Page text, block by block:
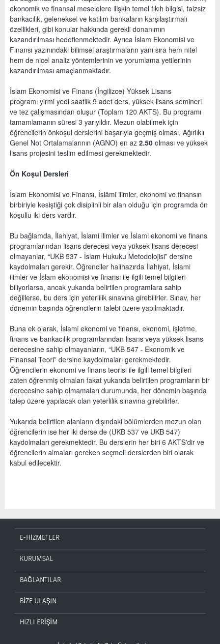
ekonomik ve finansal meselelere ilişkin temel fıkıh bilgisi, faizsiz
bankacılık, geleneksel ve katılım bankaların karşılaştırmalı
özellikleri, gibi konular hakkında gerekli donanımın
kazandırılması hedeflenmektedir. Ayrıca İslam Ekonomisi ve
Finansı yazınındaki bilimsel araştırmaların yanı sıra hem nitel
hem de nicel analiz yöntemlerinin ve yorumlama yetilerinin
kazandırılması amaçlanmaktadır.
İslam Ekonomisi ve Finans (İngilizce) Yüksek Lisans
programı yirmi yedi saatlik 9 adet ders, yüksek lisans semineri
ve tez çalışmasından oluşur (Toplam 120 AKTS). Bu programı
tamamlamanın süresi 3 yarıyıldır. Mezun olabilmek için
öğrencilerin önkoşul derslerini başarıyla geçmiş olması, Ağırlıklı
Genel Not Ortalamalarının (AGNO) en az 2.50 olması ve yüksek
lisans projesini teslim edilmesi gerekmektedir.
Ön Koşul Dersleri
İslam Ekonomisi ve Finansı, İslâmi ilimler, ekonomi ve finansın
birbiriyle kesiştiği çok disiplinli bir alan olduğu için programda ön
koşullu iki ders vardır.
Bu bağlamda, İlahiyat, İslami ilimler ve İslami ekonomi ve finans
programlarından lisans derecesi veya yüksek lisans derecesi
olmayanlar, “UKB 537 - İslam Hukuku Metodolojisi” dersine
kaydolmaları gerekir. Öğrenciler halihazırda İlahiyat, İslami
ilimler ve İslam ekonomisi ve finansı ile ilgili temel bilgileri
biliyorlarsa, ancak yukarıda belirtilen programlara sahip
değillerse, bu ders için yeterlilik sınavına girebilirler. Sınav, her
dönemin başında öğrencilerin talebi üzere yapılmaktadır.
Buna ek olarak, İslami ekonomi ve finansı, ekonomi, işletme,
finans ve bankacılık programlarından lisans veya yüksek lisans
derecesine sahip olmayanların, “UKB 547 - Ekonomik ve
Finansal Teori” dersine kaydolmaları gerekmektedir.
Öğrencilerin ekonomi ve finans teorisi ile ilgili temel bilgileri
zaten öğrenmiş olmaları fakat yukarıda belirtilen programların bir
derecesine sahip olmamaları durumunda, her dönemin başında
talep üzere yapılacak olan yeterlilik sınavına girebilirler.
Yukarıda belirtilen alanların dışındaki bölümlerden mezun olan
öğrencilerin ise her iki derse de (UKB 537 ve UKB 547)
kaydolmaları gerekmektedir. Bu derslerin her biri 6 AKTS'dir ve
öğrencilerin almaları gereken seçmeli derslerden biri olarak
kabul edilecektir.
E-HİZMETLER
KURUMSAL
BAĞLANTILAR
BİZE ULAŞIN
HIZLI ERİŞİM